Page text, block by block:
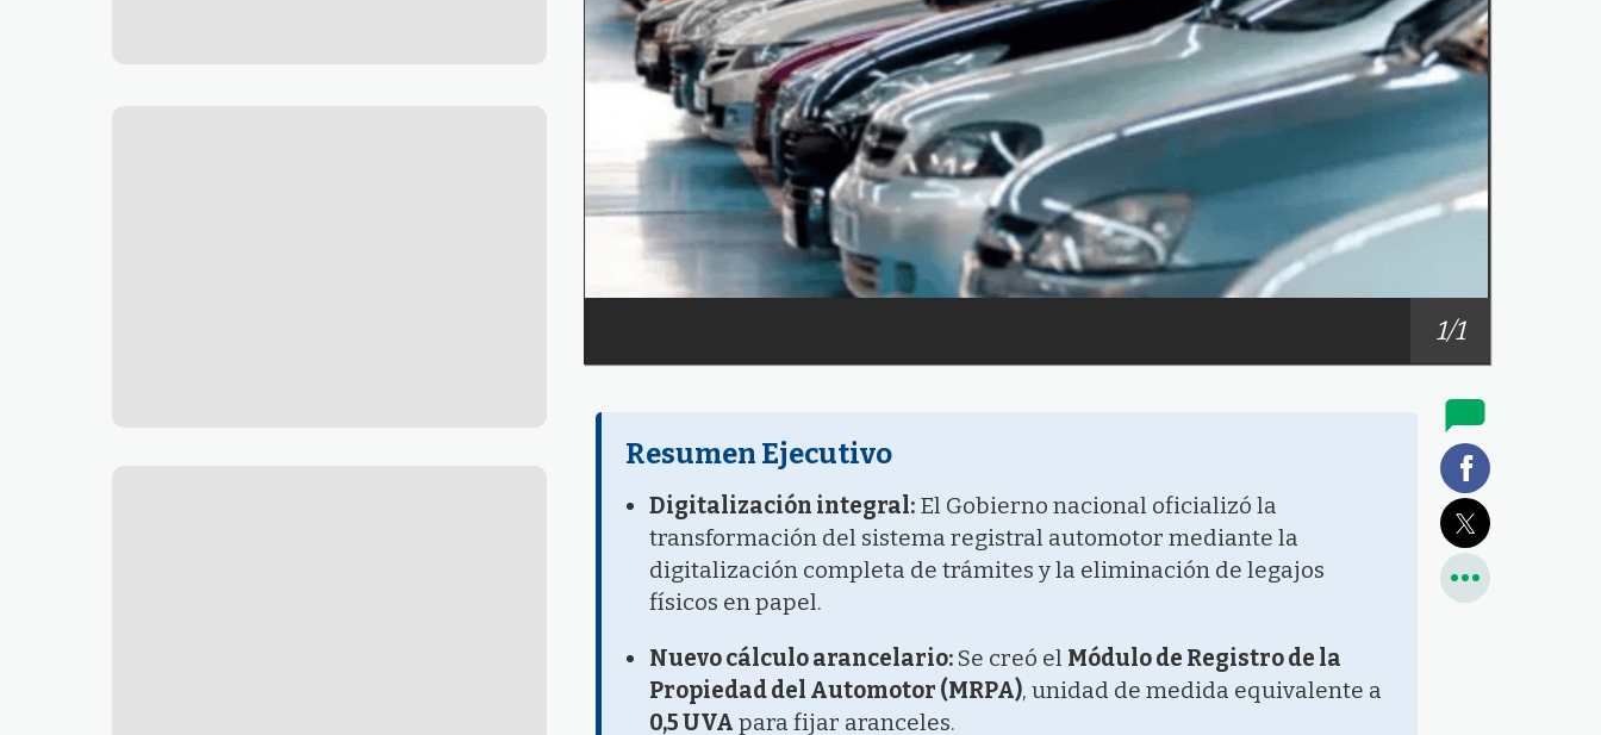
1/1
Resumen Ejecutivo
Digitalización integral:El Gobierno nacional oficializó la
transformación del sistema registral automotor mediante la
digitalización completa de trámites y la eliminación de legajos
físicos en papel.
Nuevo cálculo arancelario:Se creó el Módulo de Registro de la
Propiedad del Automotor (MRPA), unidad de medida equivalente a
0,5 UVA para fijar aranceles.